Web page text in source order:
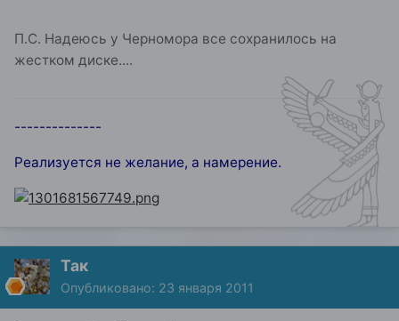
П.С. Надеюсь у Черномора все сохранилось на
жестком диске....
--------------
Реализуется не желание, а намерение.
Так
Опубликовано: 23 января 2011